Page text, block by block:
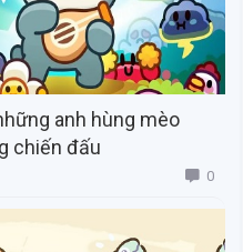
anh hùng mèo
chiến đấu
0